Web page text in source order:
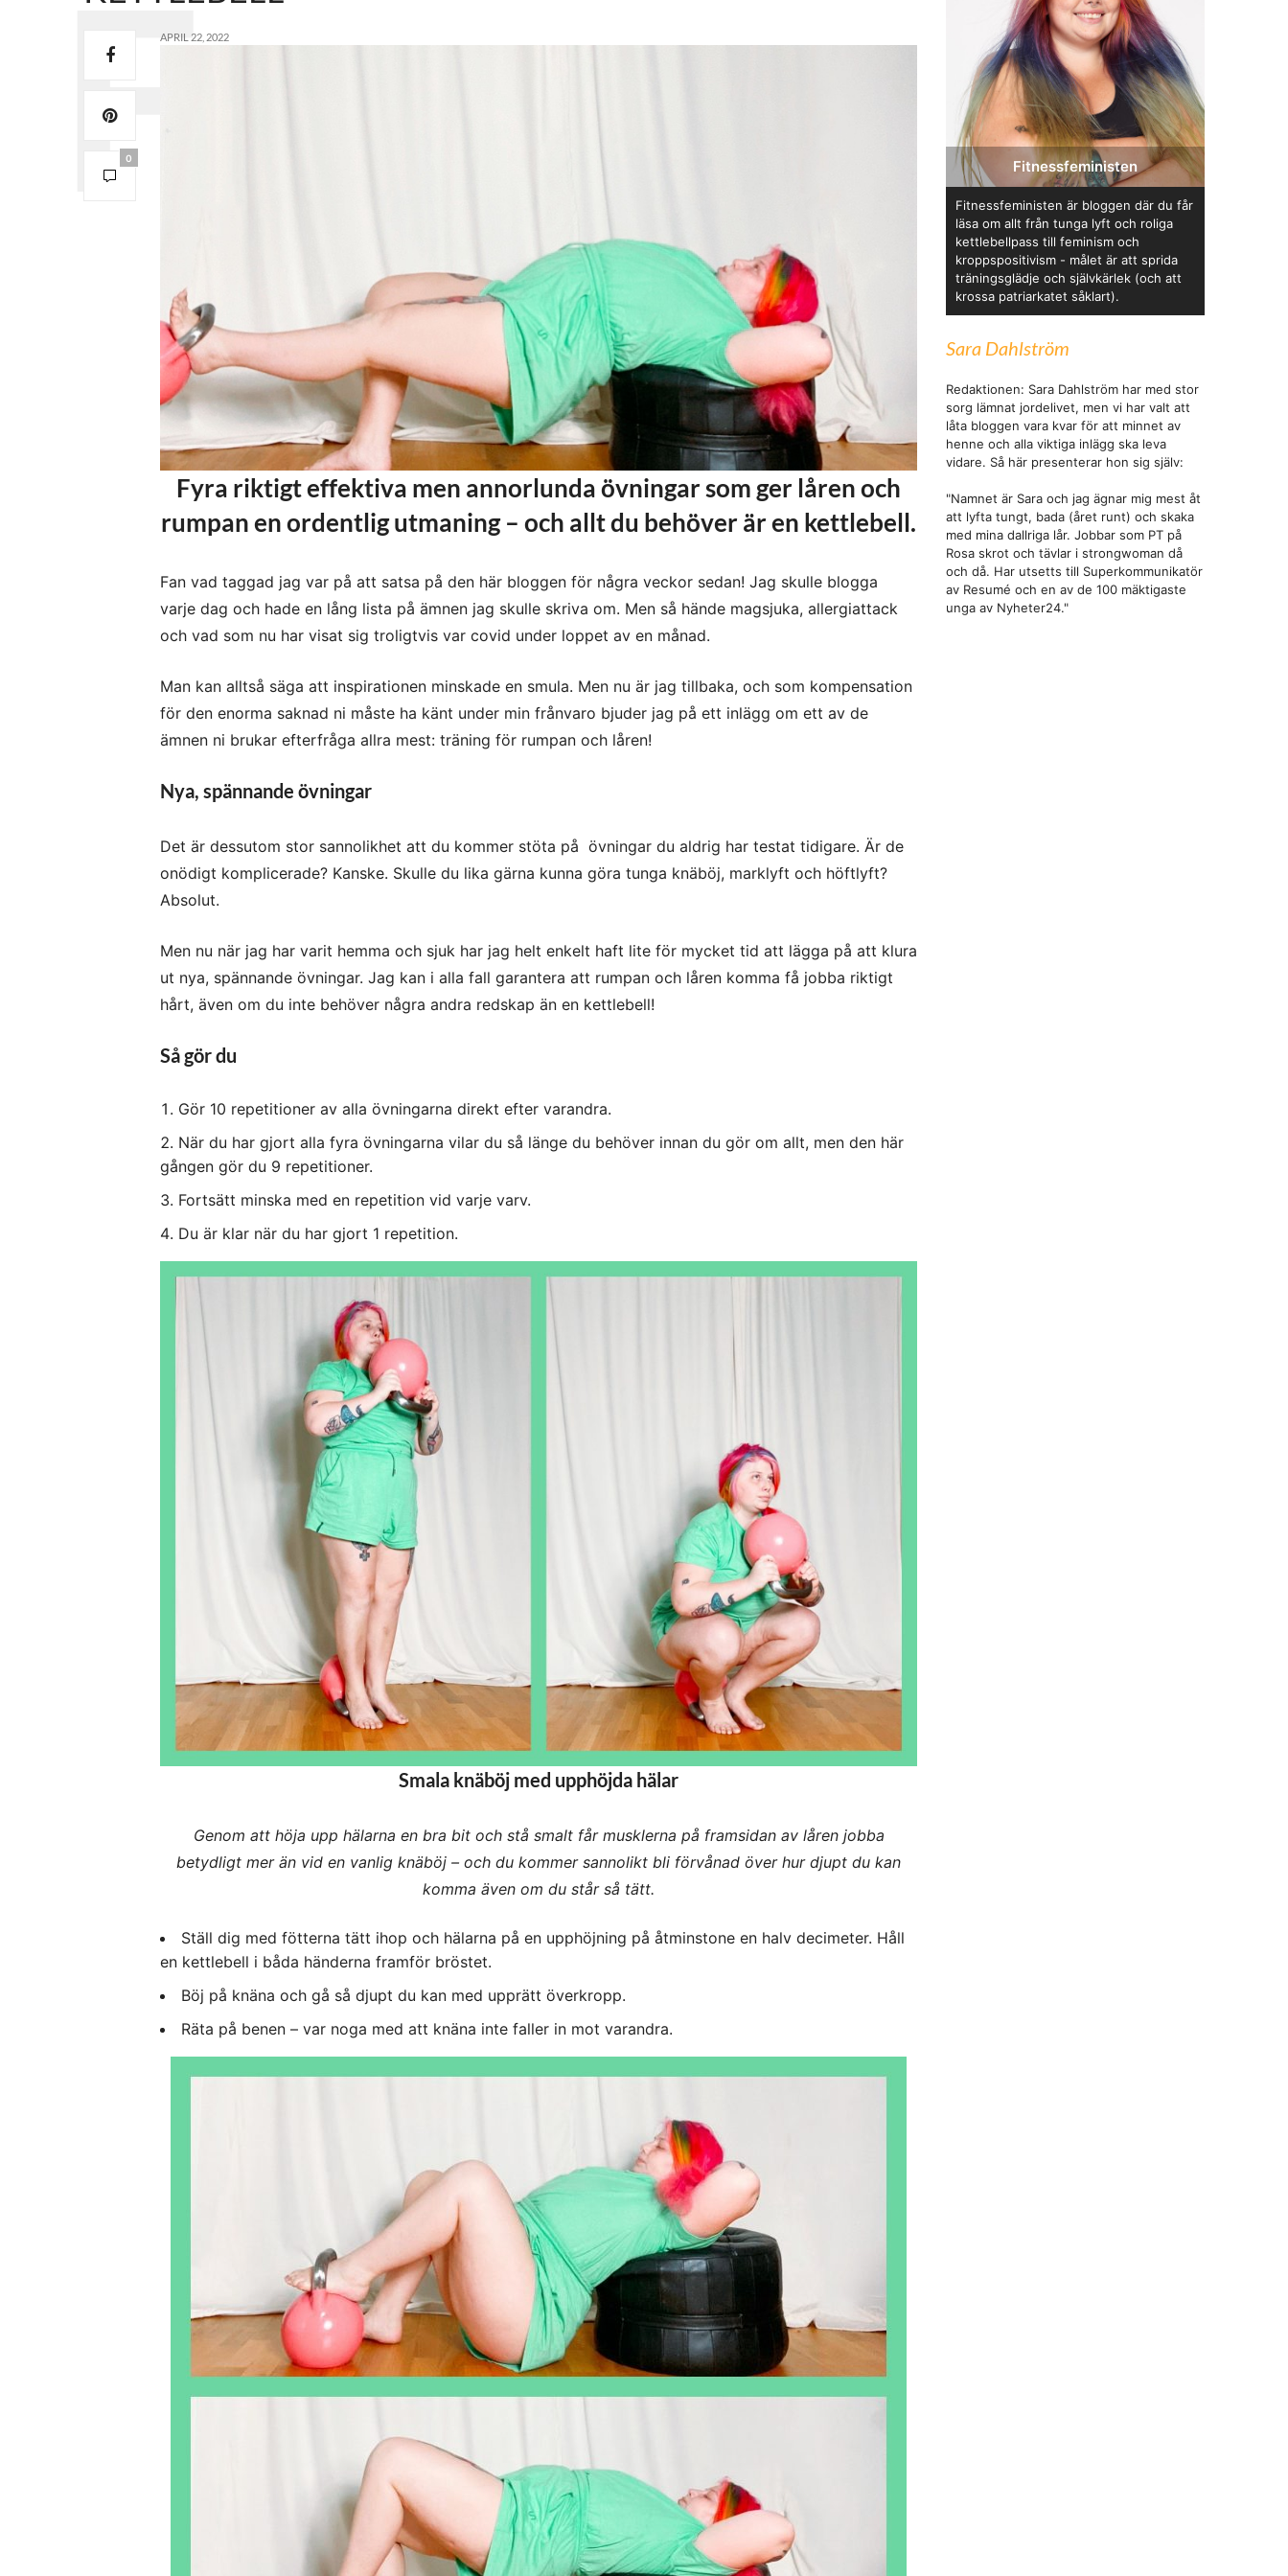
0
APRIL 22, 2022
Fyra riktigt effektiva men annorlunda övningar som ger låren och
rumpan en ordentlig utmaning – och allt du behöver är en kettlebell.
Fan vad taggad jag var på att satsa på den här bloggen för några veckor sedan! Jag skulle blogga
varje dag och hade en lång lista på ämnen jag skulle skriva om. Men så hände magsjuka, allergiattack
och vad som nu har visat sig troligtvis var covid under loppet av en månad.
Man kan alltså säga att inspirationen minskade en smula. Men nu är jag tillbaka, och som kompensation
för den enorma saknad ni måste ha känt under min frånvaro bjuder jag på ett inlägg om ett av de
ämnen ni brukar efterfråga allra mest: träning för rumpan och låren!
Nya, spännande övningar
Det är dessutom stor sannolikhet att du kommer stöta på övningar du aldrig har testat tidigare. Är de
onödigt komplicerade? Kanske. Skulle du lika gärna kunna göra tunga knäböj, marklyft och höftlyft?
Absolut.
Men nu när jag har varit hemma och sjuk har jag helt enkelt haft lite för mycket tid att lägga på att klura
ut nya, spännande övningar. Jag kan i alla fall garantera att rumpan och låren komma få jobba riktigt
hårt, även om du inte behöver några andra redskap än en kettlebell!
Så gör du
Gör 10 repetitioner av alla övningarna direkt efter varandra.
När du har gjort alla fyra övningarna vilar du så länge du behöver innan du gör om allt, men den här
gången gör du 9 repetitioner.
Fortsätt minska med en repetition vid varje varv.
Du är klar när du har gjort 1 repetition.
Smala knäböj med upphöjda hälar
Genom att höja upp hälarna en bra bit och stå smalt får musklerna på framsidan av låren jobba
betydligt mer än vid en vanlig knäböj – och du kommer sannolikt bli förvånad över hur djupt du kan
komma även om du står så tätt.
Ställ dig med fötterna tätt ihop och hälarna på en upphöjning på åtminstone en halv decimeter. Håll
en kettlebell i båda händerna framför bröstet.
Böj på knäna och gå så djupt du kan med upprätt överkropp.
Räta på benen – var noga med att knäna inte faller in mot varandra.
Fitnessfeministen
Fitnessfeministen är bloggen där du får
läsa om allt från tunga lyft och roliga
kettlebellpass till feminism och
kroppspositivism - målet är att sprida
träningsglädje och självkärlek (och att
krossa patriarkatet såklart).
Sara Dahlström
Redaktionen: Sara Dahlström har med stor
sorg lämnat jordelivet, men vi har valt att
låta bloggen vara kvar för att minnet av
henne och alla viktiga inlägg ska leva
vidare. Så här presenterar hon sig själv:
"Namnet är Sara och jag ägnar mig mest åt
att lyfta tungt, bada (året runt) och skaka
med mina dallriga lår. Jobbar som PT på
Rosa skrot och tävlar i strongwoman då
och då. Har utsetts till Superkommunikatör
av Resumé och en av de 100 mäktigaste
unga av Nyheter24."